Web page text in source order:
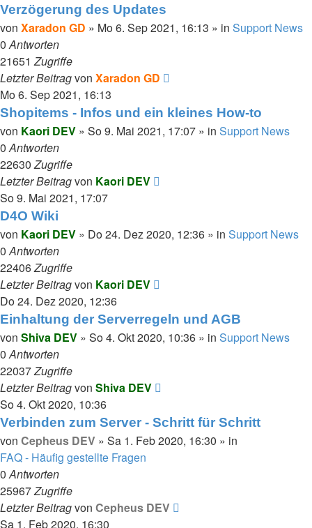
Verzögerung des Updates
von Xaradon GD » Mo 6. Sep 2021, 16:13 » in Support News
0Antworten
21651Zugriffe
Letzter Beitragvon Xaradon GD
Mo 6. Sep 2021, 16:13
Shopitems - Infos und ein kleines How-to
von Kaori DEV » So 9. Mai 2021, 17:07 » in Support News
0Antworten
22630Zugriffe
Letzter Beitragvon Kaori DEV
So 9. Mai 2021, 17:07
D4O Wiki
von Kaori DEV » Do 24. Dez 2020, 12:36 » in Support News
0Antworten
22406Zugriffe
Letzter Beitragvon Kaori DEV
Do 24. Dez 2020, 12:36
Einhaltung der Serverregeln und AGB
von Shiva DEV » So 4. Okt 2020, 10:36 » in Support News
0Antworten
22037Zugriffe
Letzter Beitragvon Shiva DEV
So 4. Okt 2020, 10:36
Verbinden zum Server - Schritt für Schritt
von Cepheus DEV » Sa 1. Feb 2020, 16:30 » in
FAQ - Häufig gestellte Fragen
0Antworten
25967Zugriffe
Letzter Beitragvon Cepheus DEV
Sa 1. Feb 2020, 16:30